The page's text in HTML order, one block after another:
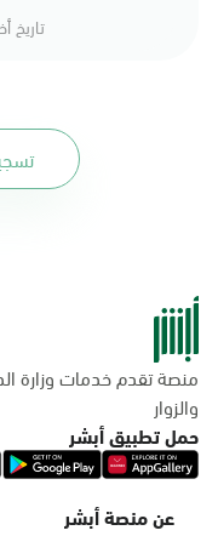
تاريخ
منصة تقدم خدمات وزارة
والزوار
حمل تطبيق أبشر
عن منصة أبشر